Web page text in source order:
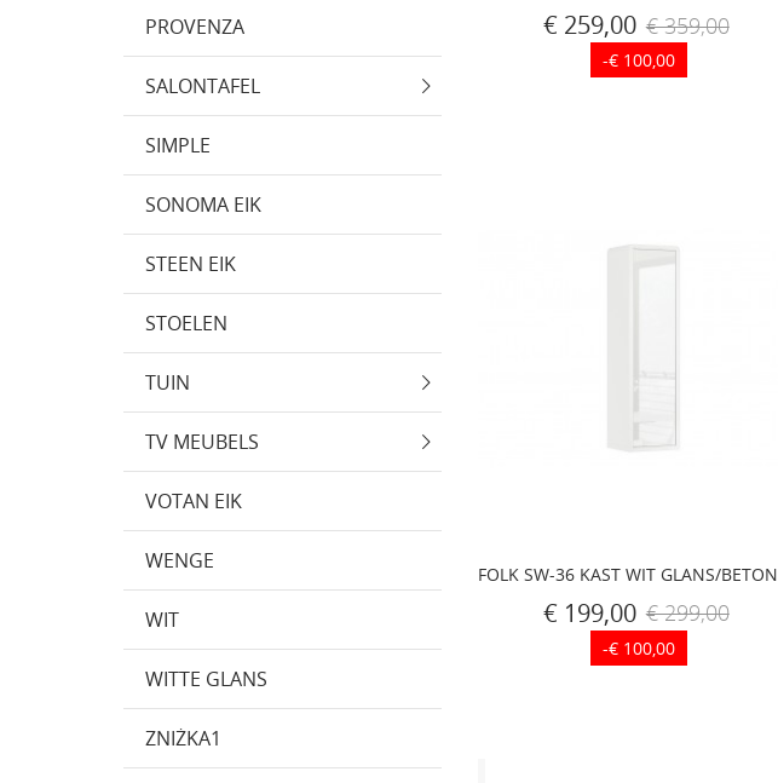
PROVENZA
SALONTAFEL
SIMPLE
SONOMA EIK
STEEN EIK
STOELEN
TUIN
TV MEUBELS
VOTAN EIK
WENGE
WIT
WITTE GLANS
ZNIŻKA1
€ 259,00 € 359,00
-€ 100,00
FOLK SW-36 KAST WIT GLANS/BETON
€ 199,00 € 299,00
-€ 100,00